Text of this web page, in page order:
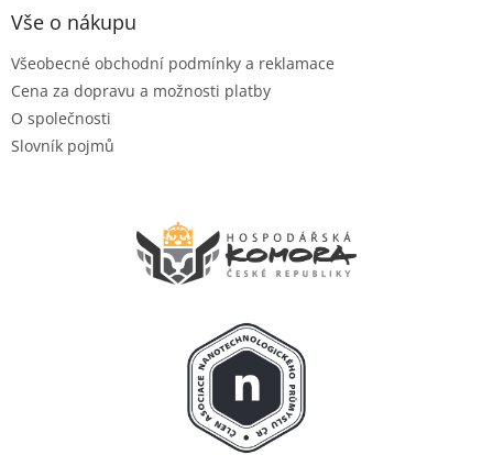
Vše o nákupu
Všeobecné obchodní podmínky a reklamace
Cena za dopravu a možnosti platby
O společnosti
Slovník pojmů